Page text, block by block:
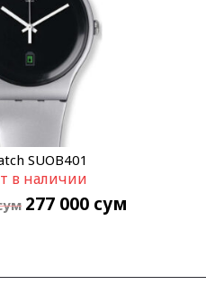
SUOB401
в наличии
277 000 сум